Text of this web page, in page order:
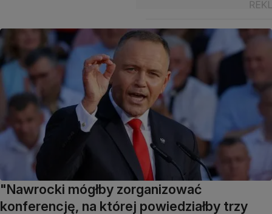
"Nawrocki mógłby zorganizować
konferencję, na której powiedziałby trzy